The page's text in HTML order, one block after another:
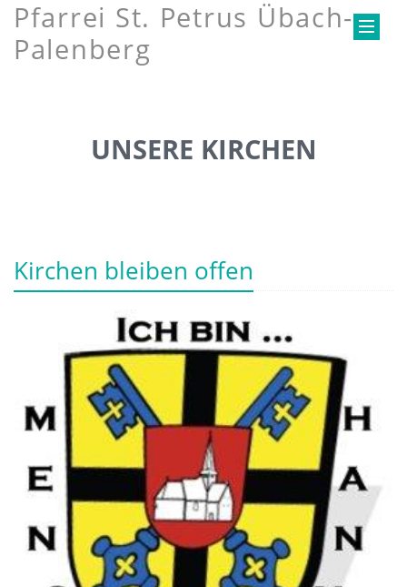
Pfarrei St. Petrus Übach-
Palenberg
UNSERE KIRCHEN
Kirchen bleiben offen